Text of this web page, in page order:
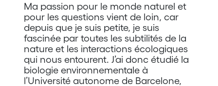
Ma passion pour le monde naturel et
pour les questions vient de loin, car
depuis que je suis petite, je suis
fascinée par toutes les subtilités de la
nature et les interactions écologiques
qui nous entourent. J’ai donc étudié la
biologie environnementale à
l’Université autonome de Barcelone,